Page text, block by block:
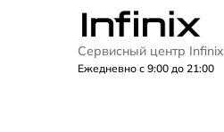
Сервисный центр Infinix
Ежедневно с 9:00 до 21:00